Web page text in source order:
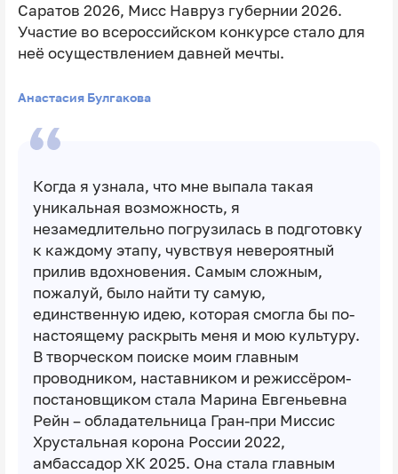
Саратов 2026, Мисс Навруз губернии 2026.
Участие во всероссийском конкурсе стало для
неё осуществлением давней мечты.
Анастасия Булгакова
Когда я узнала, что мне выпала такая
уникальная возможность, я
незамедлительно погрузилась в подготовку
к каждому этапу, чувствуя невероятный
прилив вдохновения. Самым сложным,
пожалуй, было найти ту самую,
единственную идею, которая смогла бы по-
настоящему раскрыть меня и мою культуру.
В творческом поиске моим главным
проводником, наставником и режиссёром-
постановщиком стала Марина Евгеньевна
Рейн – обладательница Гран-при Миссис
Хрустальная корона России 2022,
амбассадор ХК 2025. Она стала главным